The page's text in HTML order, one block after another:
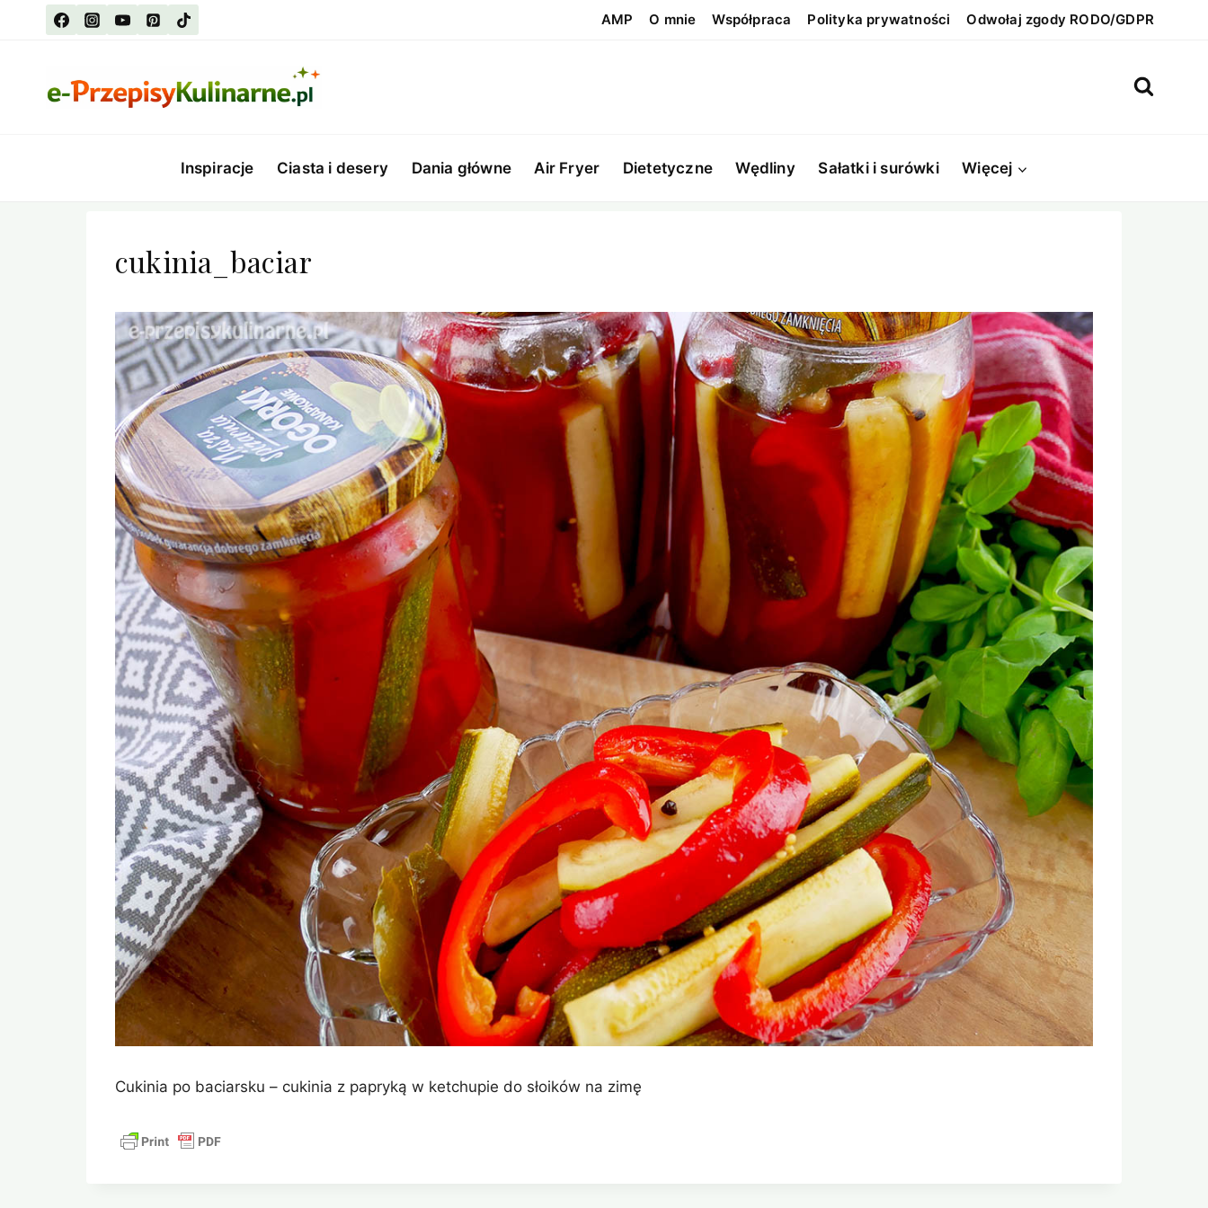
AMP O mnie Współpraca Polityka prywatności Odwołaj zgody RODO/GDPR
Inspiracje Ciasta i desery Dania główne Air Fryer Dietetyczne Wędliny Sałatki i surówki Więcej
cukinia_baciar
Cukinia po baciarsku – cukinia z papryką w ketchupie do słoików na zimę